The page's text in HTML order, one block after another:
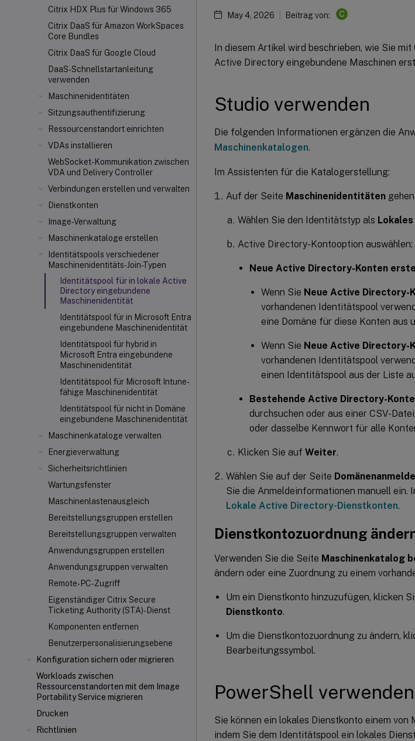
Citrix HDX Plus für Windows 365
Citrix DaaS für Amazon WorkSpaces
Core Bundles
Citrix DaaS für Google Cloud
DaaS-Schnellstartanleitung
verwenden
Maschinenidentitäten
Sitzungsauthentifizierung
Ressourcenstandort einrichten
VDAs installieren
WebSocket-Kommunikation zwischen
VDA und Delivery Controller
Verbindungen erstellen und verwalten
Dienstkonten
Image-Verwaltung
Maschinenkataloge erstellen
Identitätspools verschiedener
Maschinenidentitäts-Join-Typen
Identitätspool für in lokale Active
Directory eingebundene
Maschinenidentität
Identitätspool für in Microsoft Entra
eingebundene Maschinenidentität
Identitätspool für hybrid in
Microsoft Entra eingebundene
Maschinenidentität
Identitätspool für Microsoft Intune-
fähige Maschinenidentität
Identitätspool für nicht in Domäne
eingebundene Maschinenidentität
Maschinenkataloge verwalten
Energieverwaltung
Sicherheitsrichtlinien
Wartungsfenster
Maschinenlastenausgleich
Bereitstellungsgruppen erstellen
Bereitstellungsgruppen verwalten
Anwendungsgruppen erstellen
Anwendungsgruppen verwalten
Remote-PC-Zugriff
Eigenständiger Citrix Secure
Ticketing Authority (STA)-Dienst
Komponenten entfernen
Benutzerpersonalisierungsebene
Konfiguration sichern oder migrieren
Workloads zwischen
Ressourcenstandorten mit dem Image
Portability Service migrieren
Drucken
Richtlinien
May 4, 2026 Beitrag von: C
In diesem Artikel wird beschrieben, wie Sie
Active Directory eingebundene Maschinen
Studio verwenden
Die folgenden Informationen ergänzen die
Maschinenkatalogen.
Im Assistenten für die Katalogerstellung:
Auf der Seite Maschinenidentitäten
Wählen Sie den Identitätstyp als
Active Directory-Kontooption auswählen:
Neue Active Directory-Konten
Wenn Sie Neue Active Directory-
vorhandenen Identitätspool
eine Domäne für diese Konten aus
Wenn Sie Neue Active Directory-
vorhandenen Identitätspool
einen Identitätspool aus der Liste
Bestehende Active Directory-
durchsuchen oder aus einer CSV-
oder dasselbe Kennwort für alle
Klicken Sie auf Weiter.
Wählen Sie auf der Seite
Sie die Anmeldeinformationen manuell
Lokale Active Directory-Dienstkonten.
Dienstkontozuordnung
Verwenden Sie die Seite Maschinenkatalog
ändern oder eine Zuordnung zu einem
Um ein Dienstkonto hinzuzufügen, klicken
Dienstkonto.
Um die Dienstkontozuordnung zu ändern,
Bearbeitungssymbol.
PowerShell verwenden
Sie können ein lokales Dienstkonto einem
indem Sie dem Identitätspool ein lokales